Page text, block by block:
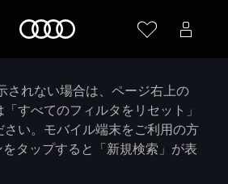
されない場合は、ページ右上の
「すべてのフィルタをリセット」
さい。モバイル端末をご利用の方
タップすると「新規検索」が表